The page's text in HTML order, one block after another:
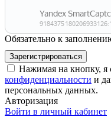
Обязательно к
Нажимая на кнопку, я
конфиденциальности и
персональных данных.
Авторизация
Войти в личный кабинет